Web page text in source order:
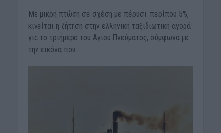
Με μικρή πτώση σε σχέση με πέρυσι, περίπου 5%,
κινείται η ζήτηση στην ελληνική ταξιδιωτική αγορά
για το τριήμερο του Αγίου Πνεύματος, σύμφωνα με
την εικόνα που...